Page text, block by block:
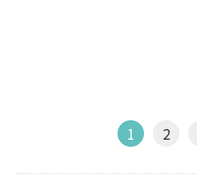
1 2